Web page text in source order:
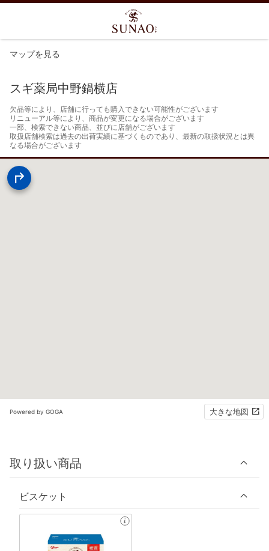
マップを見る
スギ薬局中野鍋横店
欠品等により、店舗に行っても購入できない可能性がございます
リニューアル等により、商品が変更になる場合がございます
一部、検索できない商品、並びに店舗がございます
取扱店舗検索は過去の出荷実績に基づくものであり、最新の取扱状況とは異
なる場合がございます
Powered by GOGA 大きな地図
取り扱い商品
ビスケット